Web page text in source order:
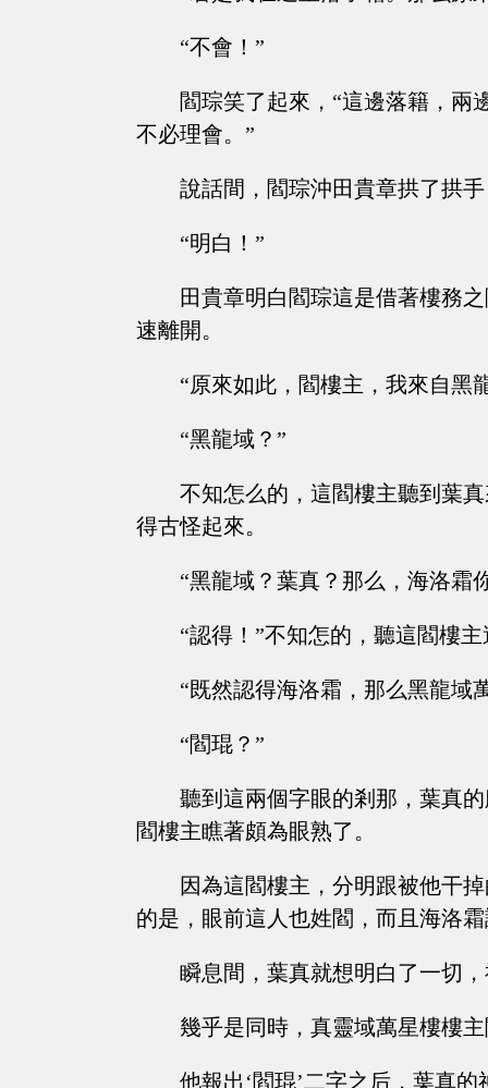
“不會！”
閻琮笑了起來，“這邊落籍，兩
不必理會。”
說話間，閻琮沖田貴章拱了拱
“明白！”
田貴章明白閻琮這是借著樓務
速離開。
“原來如此，閻樓主，我來自黑
“黑龍域？”
不知怎么的，這閻樓主聽到葉
得古怪起來。
“黑龍域？葉真？那么，海洛霜
“認得！”不知怎的，聽這閻樓
“既然認得海洛霜，那么黑龍域
“閻琨？”
聽到這兩個字眼的剎那，葉真
閻樓主瞧著頗為眼熟了。
因為這閻樓主，分明跟被他干
的是，眼前這人也姓閻，而且海洛
瞬息間，葉真就想明白了一切
幾乎是同時，真靈域萬星樓樓
他報出‘閻琨’二字之后，葉真